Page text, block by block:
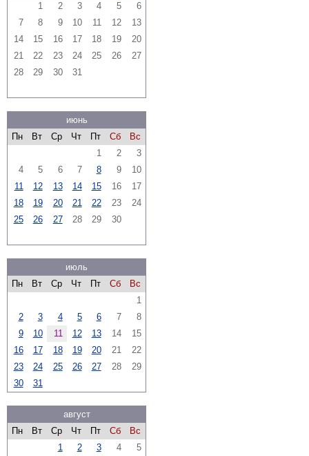
1
2 3 4 5
6
7
8 9 10 11 12
13
14
15 16 17 18 19
20
21
22 23 24 25 26
27
28
29 30 31
июнь
Пн
Вт Ср Чт Пт Сб
Вс
1
2
3
4
5 6 7 8 9
10
11
12 13 14 15 16
17
18
19 20 21 22 23
24
25
26 27 28 29 30
июль
Пн
Вт Ср Чт Пт Сб
Вс
1
2
3 4 5 6 7
8
9
10 11 12 13 14
15
16
17 18 19 20 21
22
23
24 25 26 27 28
29
30
31
август
Пн
Вт Ср Чт Пт Сб
Вс
1
2 3 4 5